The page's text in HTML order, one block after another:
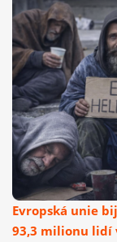
Evropská unie
93,3 milionu lidí